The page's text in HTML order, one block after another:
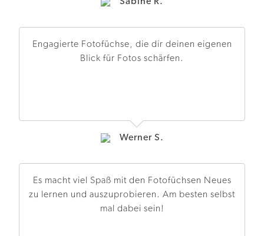
Engagierte Fotofüchse, die dir deinen eigenen
Blick für Fotos schärfen.
Werner S.
Es macht viel Spaß mit den Fotofüchsen Neues
zu lernen und auszuprobieren. Am besten selbst
mal dabei sein!